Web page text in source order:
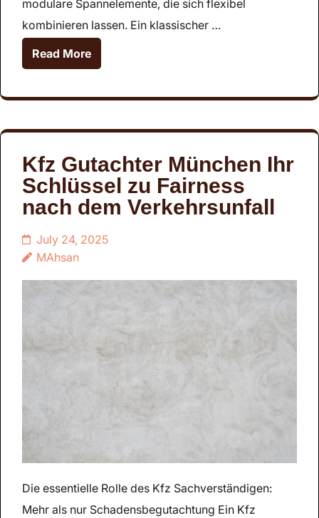
modulare Spannelemente, die sich flexibel
kombinieren lassen. Ein klassischer …
Read More
Kfz Gutachter München Ihr
Schlüssel zu Fairness
nach dem Verkehrsunfall
July 24, 2025
MAhsan
Die essentielle Rolle des Kfz Sachverständigen:
Mehr als nur Schadensbegutachtung Ein Kfz